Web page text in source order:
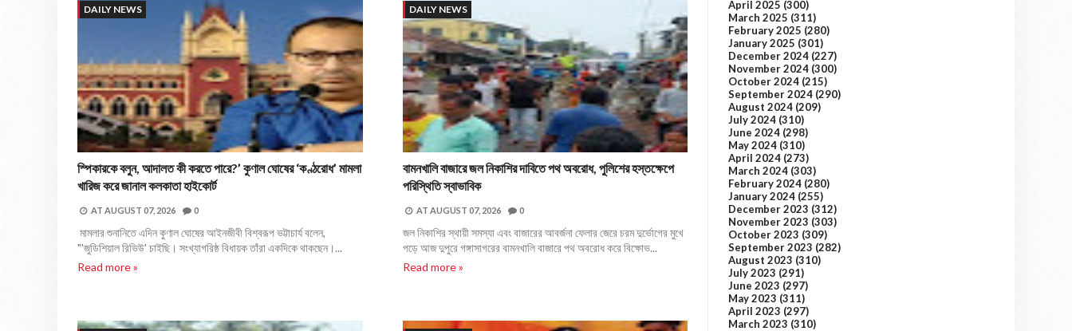
DAILY NEWS
স্পিকারকে বলুন, আদালত কী করতে পারে?’ কুণাল ঘোষের ‘কণ্ঠরোধ’ মামলা
খারিজ করে জানাল কলকাতা হাইকোর্ট
AT AUGUST 07, 2026 0
মামলার শুনানিতে এদিন কুণাল ঘোষের আইনজীবী বিশ্বরূপ ভট্টাচার্য বলেন,
"'জুডিশিয়াল রিভিউ' চাইছি। সংখ্যাগরিষ্ঠ বিধায়ক তাঁরা একদিকে থাকছেন।...
Read more »
DAILY NEWS
বামনখালি বাজারে জল নিকাশির দাবিতে পথ অবরোধ, পুলিশের হস্তক্ষেপে
পরিস্থিতি স্বাভাবিক
AT AUGUST 07, 2026 0
জল নিকাশির স্থায়ী সমস্যা এবং বাজারের আবর্জনা ফেলার জেরে চরম দুর্ভোগের মুখে
পড়ে আজ দুপুরে গঙ্গাসাগরের বামনখালি বাজারে পথ অবরোধ করে বিক্ষোভ...
Read more »
April 2025 (300)
March 2025 (311)
February 2025 (280)
January 2025 (301)
December 2024 (227)
November 2024 (300)
October 2024 (215)
September 2024 (290)
August 2024 (209)
July 2024 (310)
June 2024 (298)
May 2024 (310)
April 2024 (273)
March 2024 (303)
February 2024 (280)
January 2024 (255)
December 2023 (312)
November 2023 (303)
October 2023 (309)
September 2023 (282)
August 2023 (310)
July 2023 (291)
June 2023 (297)
May 2023 (311)
April 2023 (297)
March 2023 (310)